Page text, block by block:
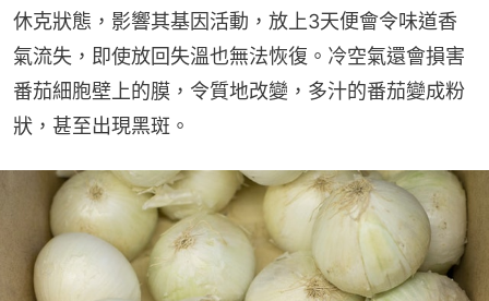
休克狀態，影響其基因活動，放上3天便會令味道香
氣流失，即使放回失溫也無法恢復。冷空氣還會損害
番茄細胞壁上的膜，令質地改變，多汁的番茄變成粉
狀，甚至出現黑斑。